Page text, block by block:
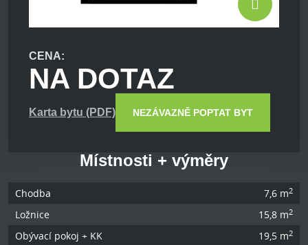
CENA:
NA DOTAZ
Karta bytu (PDF) NEZÁVAZNĚ POPTAT BYT
Místnosti + výměry
Chodba 7,6 m2
Ložnice 15,8 m2
Obývací pokoj + KK 19,5 m2